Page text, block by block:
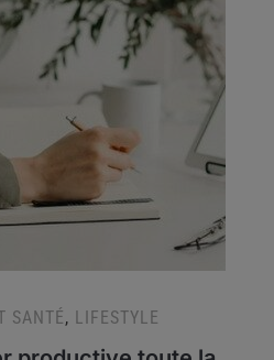
SANTÉ, LIFESTYLE